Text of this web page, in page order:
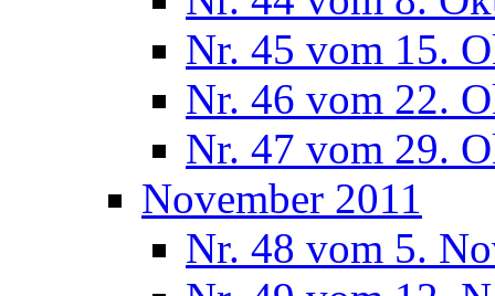
Nr. 45 vom 15.
Nr. 46 vom 22.
Nr. 47 vom 29.
November 2011
Nr. 48 vom 5.